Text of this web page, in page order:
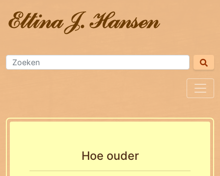
Hoe ouder